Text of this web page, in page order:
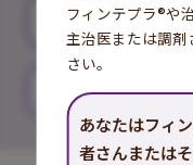
フィンテプラ®や
主治医または調
さい。
あなたはフィ
者さんまたは